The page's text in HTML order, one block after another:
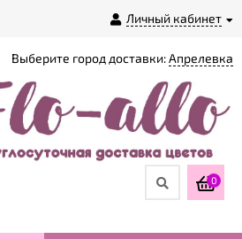
Личный кабинет
Выберите город доставки:Апрелевка
0